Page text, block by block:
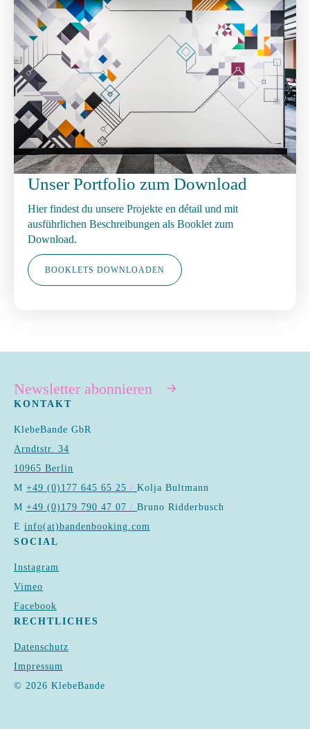
Unser Portfolio zum Download
Hier findest du unsere Projekte en détail und mit
ausführlichen Beschreibungen als Booklet zum
Download.
BOOKLETS DOWNLOADEN
Newsletter abonnieren
KONTAKT
KlebeBande GbR
Arndtstr. 34
10965 Berlin
M +49 (0)177 645 65 25 / Kolja Bultmann
M +49 (0)179 790 47 07 / Bruno Ridderbusch
E info(at)bandenbooking.com
SOCIAL
Instagram
Vimeo
Facebook
RECHTLICHES
Datenschutz
Impressum
© 2026 KlebeBande